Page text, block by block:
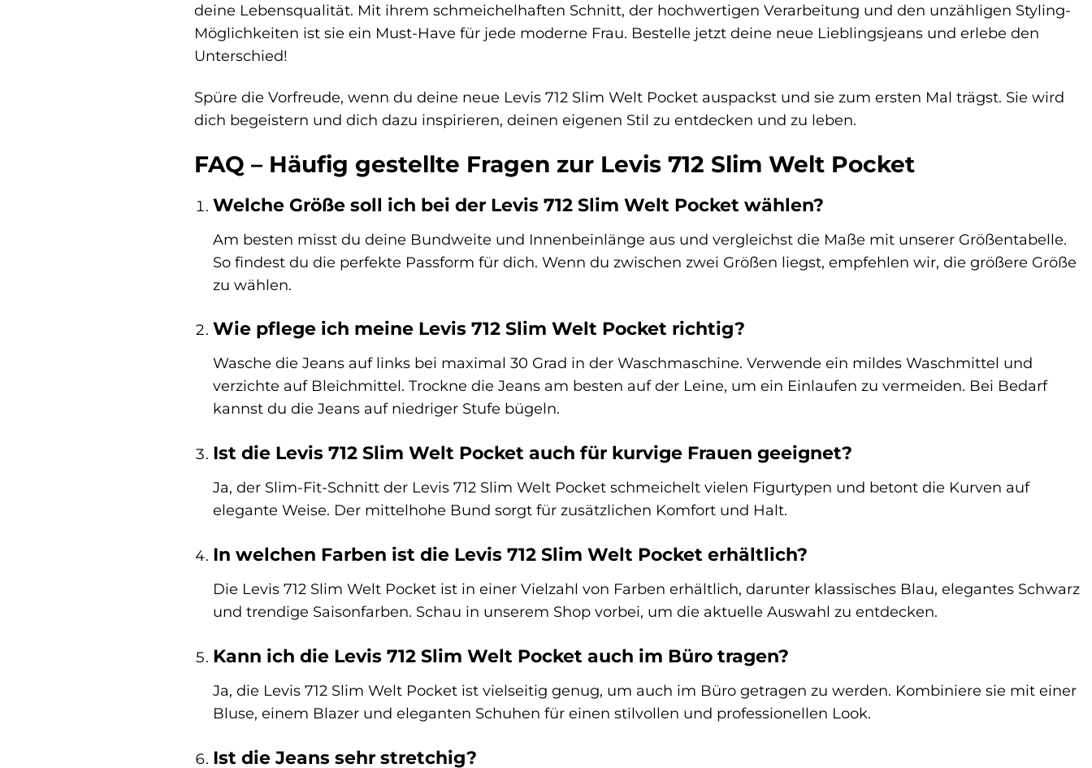
deine Lebensqualität. Mit ihrem schmeichelhaften Schnitt, der hochwertigen Verarbeitung und den unzähligen Styling-
Möglichkeiten ist sie ein Must-Have für jede moderne Frau. Bestelle jetzt deine neue Lieblingsjeans und erlebe den
Unterschied!
Spüre die Vorfreude, wenn du deine neue Levis 712 Slim Welt Pocket auspackst und sie zum ersten Mal trägst. Sie wird
dich begeistern und dich dazu inspirieren, deinen eigenen Stil zu entdecken und zu leben.
FAQ – Häufig gestellte Fragen zur Levis 712 Slim Welt Pocket
Welche Größe soll ich bei der Levis 712 Slim Welt Pocket wählen?
Am besten misst du deine Bundweite und Innenbeinlänge aus und vergleichst die Maße mit unserer Größentabelle.
So findest du die perfekte Passform für dich. Wenn du zwischen zwei Größen liegst, empfehlen wir, die größere Größe
zu wählen.
Wie pflege ich meine Levis 712 Slim Welt Pocket richtig?
Wasche die Jeans auf links bei maximal 30 Grad in der Waschmaschine. Verwende ein mildes Waschmittel und
verzichte auf Bleichmittel. Trockne die Jeans am besten auf der Leine, um ein Einlaufen zu vermeiden. Bei Bedarf
kannst du die Jeans auf niedriger Stufe bügeln.
Ist die Levis 712 Slim Welt Pocket auch für kurvige Frauen geeignet?
Ja, der Slim-Fit-Schnitt der Levis 712 Slim Welt Pocket schmeichelt vielen Figurtypen und betont die Kurven auf
elegante Weise. Der mittelhohe Bund sorgt für zusätzlichen Komfort und Halt.
In welchen Farben ist die Levis 712 Slim Welt Pocket erhältlich?
Die Levis 712 Slim Welt Pocket ist in einer Vielzahl von Farben erhältlich, darunter klassisches Blau, elegantes Schwarz
und trendige Saisonfarben. Schau in unserem Shop vorbei, um die aktuelle Auswahl zu entdecken.
Kann ich die Levis 712 Slim Welt Pocket auch im Büro tragen?
Ja, die Levis 712 Slim Welt Pocket ist vielseitig genug, um auch im Büro getragen zu werden. Kombiniere sie mit einer
Bluse, einem Blazer und eleganten Schuhen für einen stilvollen und professionellen Look.
Ist die Jeans sehr stretchig?